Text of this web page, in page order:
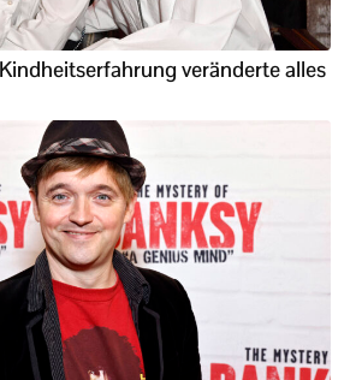
veränderte alles